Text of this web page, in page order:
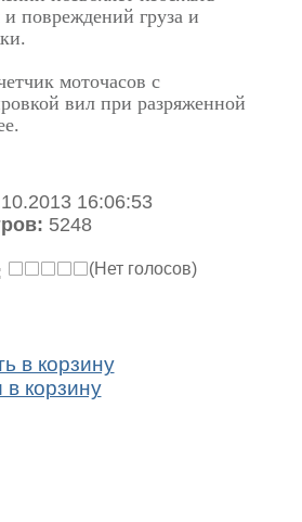
и повреждений груза и
моточасов с
вил при разряженной
16:06:53
5248
(Нет голосов)
в корзину
корзину